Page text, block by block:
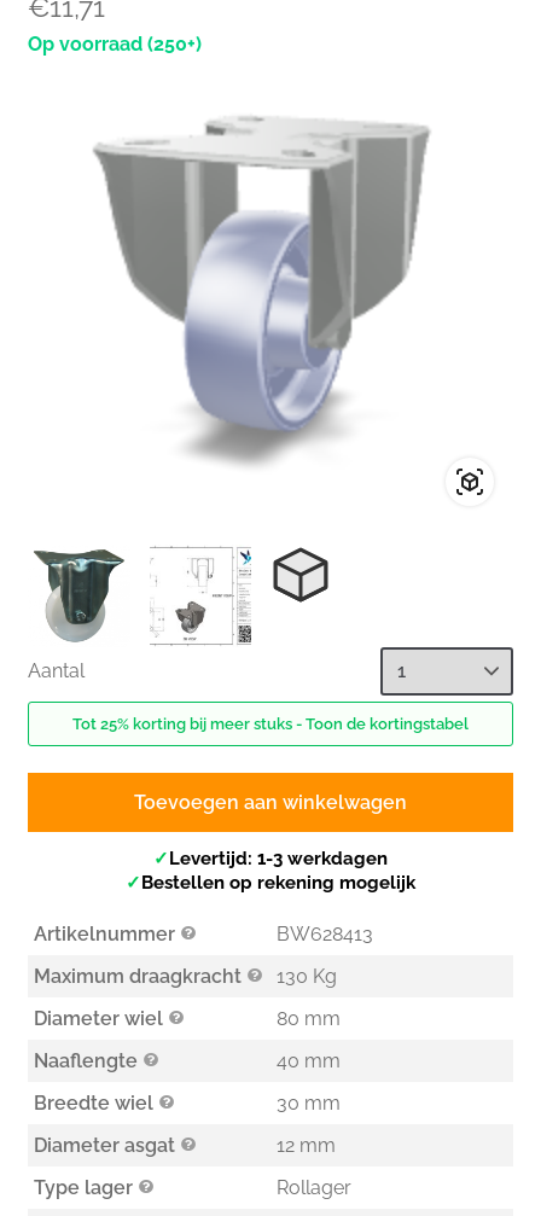
€11,71
(250+)
Aantal
Tot 25% korting bij meer stuks - Toon de kortingstabel
Toevoegen aan winkelwagen
✓Levertijd: 1-3 werkdagen
✓Bestellen op rekening mogelijk
Artikelnummer
BW628413
Maximum draagkracht
130 Kg
Diameter wiel
80 mm
Naaflengte
40 mm
Breedte wiel
30 mm
Diameter asgat
12 mm
Type lager
Rollager